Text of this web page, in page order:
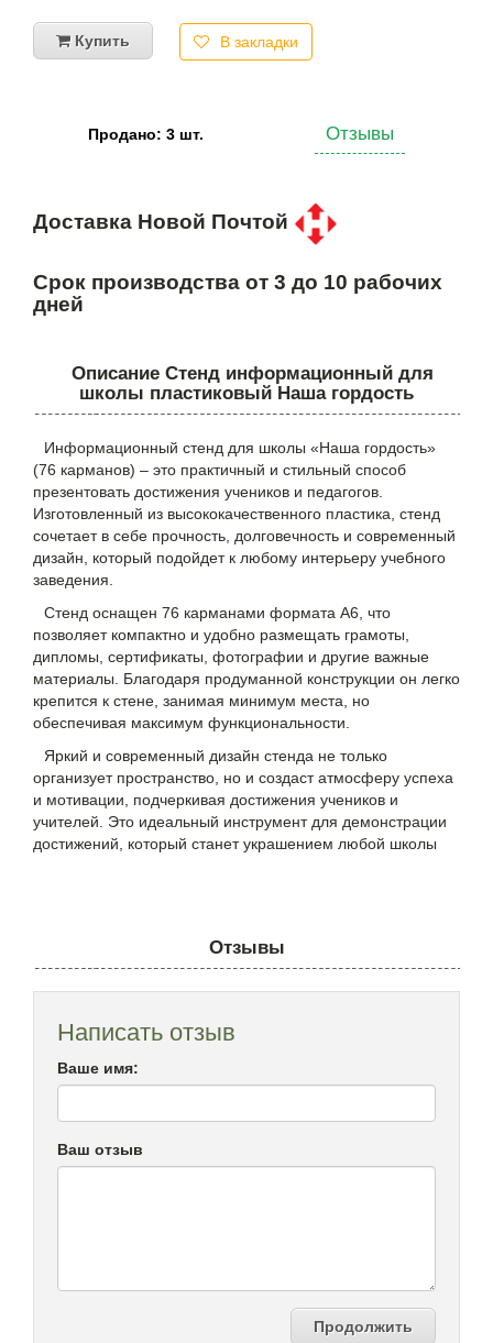
Купить В закладки
Продано: 3 шт. Отзывы
Доставка Новой Почтой
Срок производства от 3 до 10 рабочих
дней
Описание Стенд информационный для
школы пластиковый Наша гордость
Информационный стенд для школы «Наша гордость»
(76 карманов) – это практичный и стильный способ
презентовать достижения учеников и педагогов.
Изготовленный из высококачественного пластика, стенд
сочетает в себе прочность, долговечность и современный
дизайн, который подойдет к любому интерьеру учебного
заведения.
Стенд оснащен 76 карманами формата А6, что
позволяет компактно и удобно размещать грамоты,
дипломы, сертификаты, фотографии и другие важные
материалы. Благодаря продуманной конструкции он легко
крепится к стене, занимая минимум места, но
обеспечивая максимум функциональности.
Яркий и современный дизайн стенда не только
организует пространство, но и создаст атмосферу успеха
и мотивации, подчеркивая достижения учеников и
учителей. Это идеальный инструмент для демонстрации
достижений, который станет украшением любой школы
Отзывы
Написать отзыв
Ваше имя:
Ваш отзыв
Продолжить